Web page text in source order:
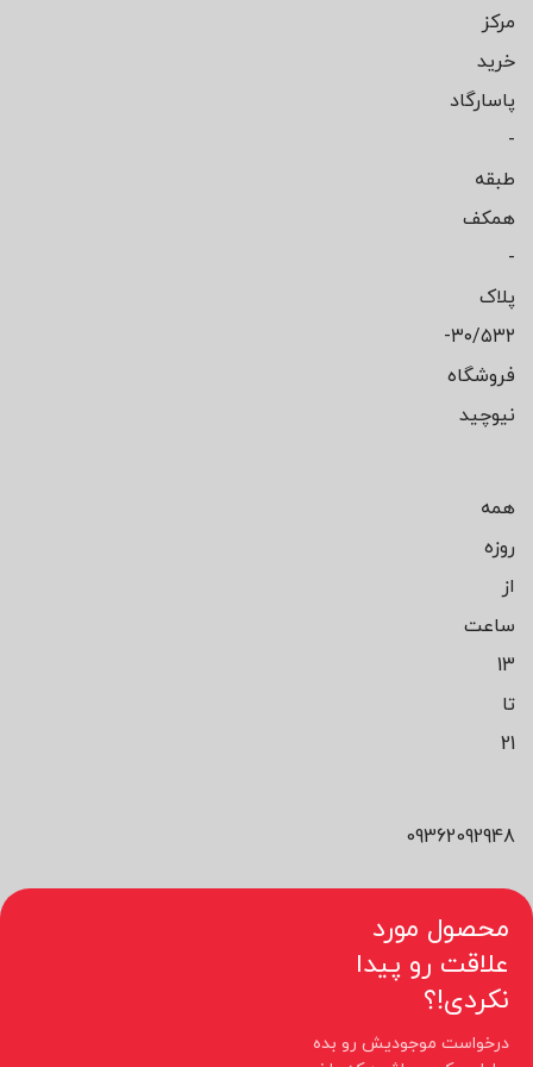
مرکز
خرید
پاسارگاد
-
طبقه
همکف
-
پلاک
۳۰/۵۳۲-
فروشگاه
نیوچید
همه
روزه
از
ساعت
13
تا
21
09362092948
محصول مورد
علاقت رو پیدا
نکردی!؟
درخواست موجودیش رو بده